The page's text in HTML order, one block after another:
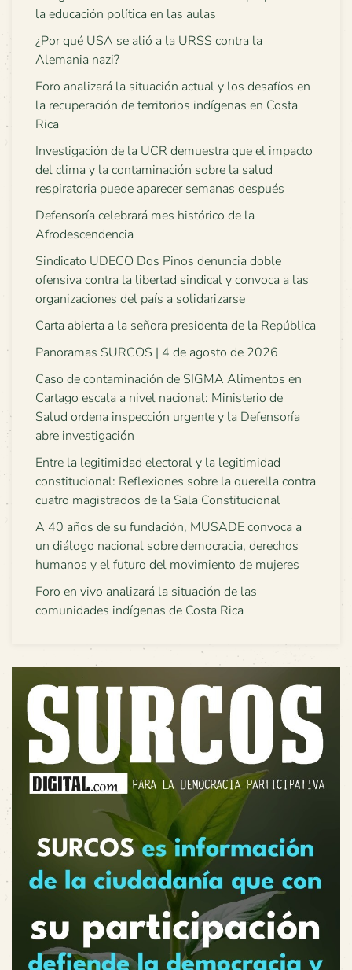
la educación política en las aulas
¿Por qué USA se alió a la URSS contra la
Alemania nazi?
Foro analizará la situación actual y los desafíos en
la recuperación de territorios indígenas en Costa
Rica
Investigación de la UCR demuestra que el impacto
del clima y la contaminación sobre la salud
respiratoria puede aparecer semanas después
Defensoría celebrará mes histórico de la
Afrodescendencia
Sindicato UDECO Dos Pinos denuncia doble
ofensiva contra la libertad sindical y convoca a las
organizaciones del país a solidarizarse
Carta abierta a la señora presidenta de la República
Panoramas SURCOS | 4 de agosto de 2026
Caso de contaminación de SIGMA Alimentos en
Cartago escala a nivel nacional: Ministerio de
Salud ordena inspección urgente y la Defensoría
abre investigación
Entre la legitimidad electoral y la legitimidad
constitucional: Reflexiones sobre la querella contra
cuatro magistrados de la Sala Constitucional
A 40 años de su fundación, MUSADE convoca a
un diálogo nacional sobre democracia, derechos
humanos y el futuro del movimiento de mujeres
Foro en vivo analizará la situación de las
comunidades indígenas de Costa Rica